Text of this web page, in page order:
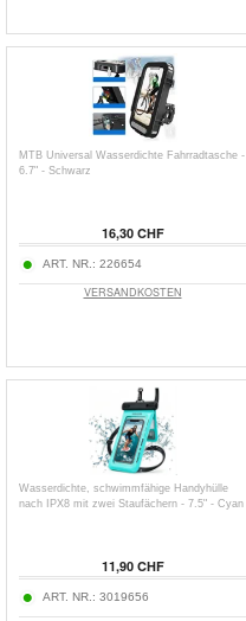
MTB Universal Wasserdichte Fahrradtasche -
6.7" - Schwarz
16,30 CHF
ART. NR.: 226654
VERSANDKOSTEN
Wasserdichte, schwimmfähige Handyhülle
nach IPX8 mit zwei Staufächern - 7.5" - Cyan
11,90 CHF
ART. NR.: 3019656